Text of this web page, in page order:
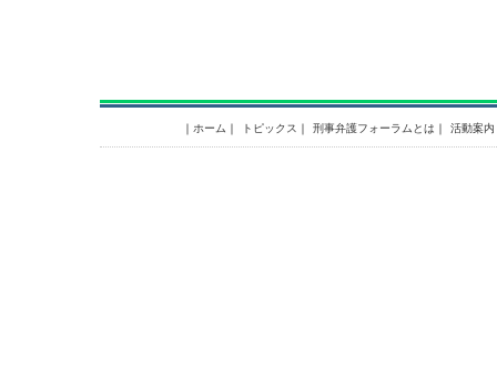
｜ ホーム ｜ トピックス ｜ 刑事弁護フォーラムとは ｜ 活動案内